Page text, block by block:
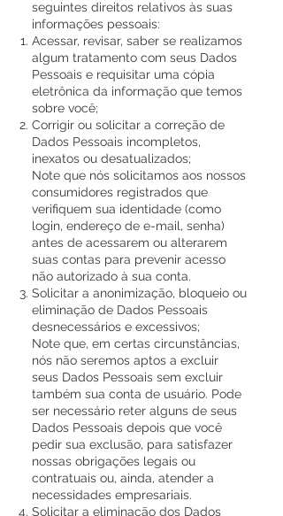
seguintes direitos relativos às suas
informações pessoais:
Acessar, revisar, saber se realizamos
algum tratamento com seus Dados
Pessoais e requisitar uma cópia
eletrônica da informação que temos
sobre você;
Corrigir ou solicitar a correção de
Dados Pessoais incompletos,
inexatos ou desatualizados;
Note que nós solicitamos aos nossos
consumidores registrados que
verifiquem sua identidade (como
login, endereço de e-mail, senha)
antes de acessarem ou alterarem
suas contas para prevenir acesso
não autorizado à sua conta.
Solicitar a anonimização, bloqueio ou
eliminação de Dados Pessoais
desnecessários e excessivos;
Note que, em certas circunstâncias,
nós não seremos aptos a excluir
seus Dados Pessoais sem excluir
também sua conta de usuário. Pode
ser necessário reter alguns de seus
Dados Pessoais depois que você
pedir sua exclusão, para satisfazer
nossas obrigações legais ou
contratuais ou, ainda, atender a
necessidades empresariais.
Solicitar a eliminação dos Dados